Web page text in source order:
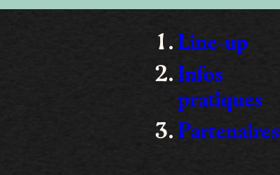
Line-up
Infos
pratiques
Partenaires